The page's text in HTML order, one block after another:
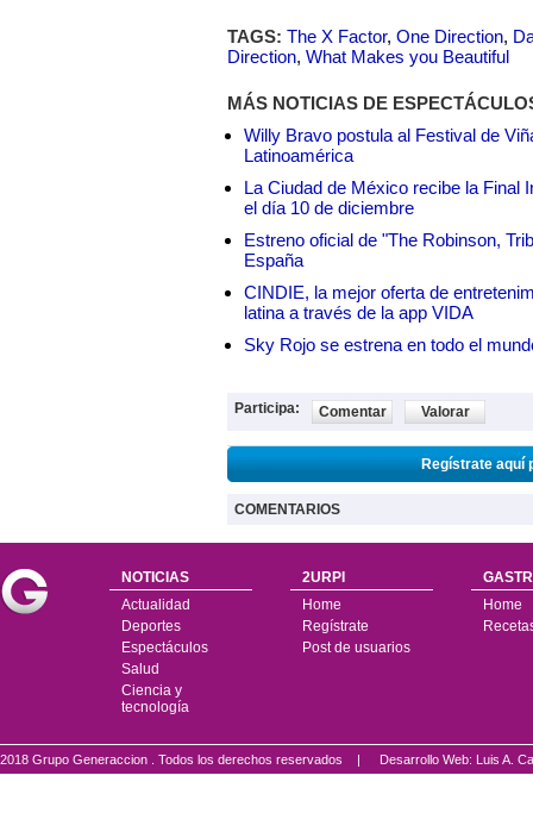
TAGS: The X Factor, One Direction,
Direction, What Makes you Beautiful
MÁS NOTICIAS DE
Willy Bravo postula al Festival de
Latinoamérica
La Ciudad de México recibe la Final
el día 10 de diciembre
Estreno oficial de "The Robinson,
España
CINDIE, la mejor oferta de
latina a través de la app VIDA
Sky Rojo se estrena en todo el
Participa: Comentar Valorar
Regístrate aquí
COMENTARIOS
NOTICIAS
Actualidad
Deportes
Espectáculos
Salud
Ciencia y
tecnología
2URPI
Home
Regístrate
Post de usuarios
Home
2018 Grupo Generaccion . Todos los derechos reservados | Desarrollo Web: Luis